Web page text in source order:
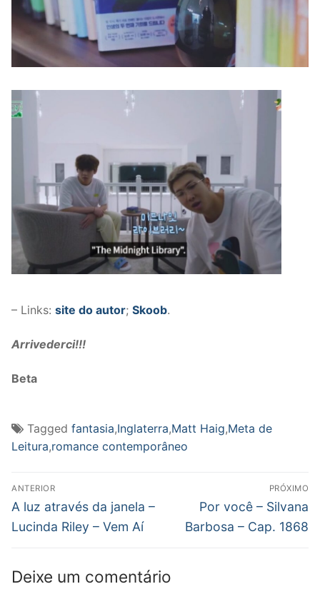
– Links: site do autor; Skoob.
Arrivederci!!!
Beta
Tagged fantasia,Inglaterra,Matt Haig,Meta de
Leitura,romance contemporâneo
Navegação
de
Post
ANTERIOR
Post
anterior:
A luz através da janela –
Lucinda Riley – Vem Aí
PRÓXIMO
Próximo
post:
Por você – Silvana
Barbosa – Cap. 1868
Deixe um comentário